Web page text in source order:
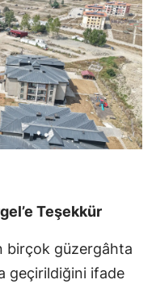
Teşekkür
birçok güzergâhta
geçirildiğini ifade